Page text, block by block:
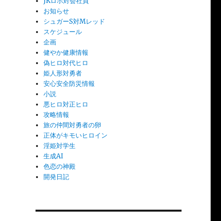
お知らせ
シュガーS対Mレッド
スケジュール
企画
健やか健康情報
偽ヒロ対代ヒロ
姫人形対勇者
安心安全防災情報
小説
悪ヒロ対正ヒロ
攻略情報
旅の仲間対勇者の卵
正体がキモいヒロイン
淫姫対学生
生成AI
色恋の神殿
開発日記